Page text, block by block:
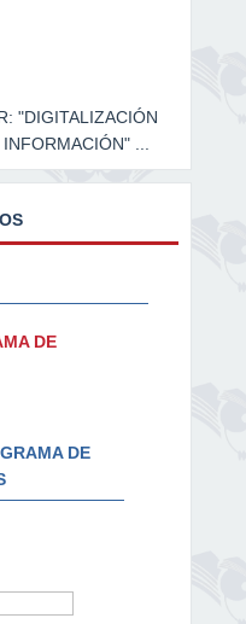
"DIGITALIZACIÓN
...
DE
DE